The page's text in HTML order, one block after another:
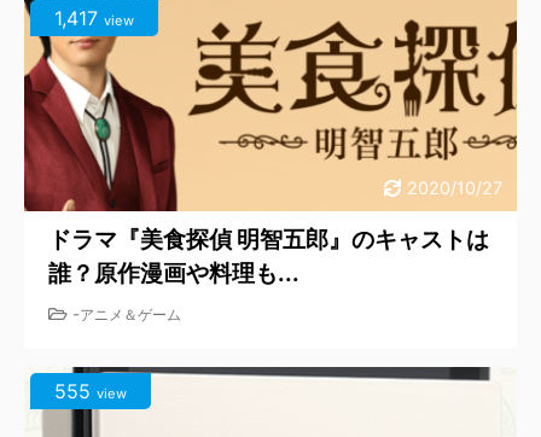
2020/10/27
1,417 view
ドラマ『美食探偵 明智五郎』のキャストは
誰？原作漫画や料理も...
-アニメ＆ゲーム
555 view